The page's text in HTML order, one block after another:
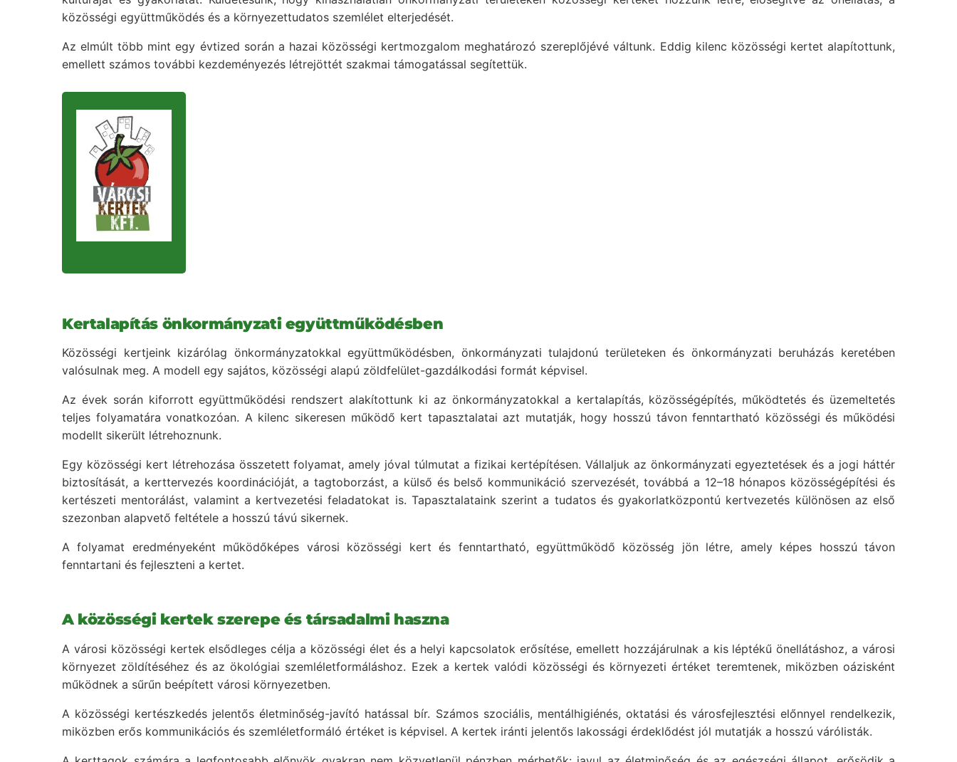
közösségi együttműködés és a környezettudatos szemlélet elterjedését.
Az elmúlt több mint egy évtized során a hazai közösségi kertmozgalom meghatározó szereplőjévé váltunk. Eddig kilenc közösségi kertet alapítottunk,
emellett számos további kezdeményezés létrejöttét szakmai támogatással segítettük.
Kertalapítás önkormányzati együttműködésben
Közösségi kertjeink kizárólag önkormányzatokkal együttműködésben, önkormányzati tulajdonú területeken és önkormányzati beruházás keretében
valósulnak meg. A modell egy sajátos, közösségi alapú zöldfelület-gazdálkodási formát képvisel.
Az évek során kiforrott együttműködési rendszert alakítottunk ki az önkormányzatokkal a kertalapítás, közösségépítés, működtetés és üzemeltetés
teljes folyamatára vonatkozóan. A kilenc sikeresen működő kert tapasztalatai azt mutatják, hogy hosszú távon fenntartható közösségi és működési
modellt sikerült létrehoznunk.
Egy közösségi kert létrehozása összetett folyamat, amely jóval túlmutat a fizikai kertépítésen. Vállaljuk az önkormányzati egyeztetések és a jogi háttér
biztosítását, a kerttervezés koordinációját, a tagtoborzást, a külső és belső kommunikáció szervezését, továbbá a 12–18 hónapos közösségépítési és
kertészeti mentorálást, valamint a kertvezetési feladatokat is. Tapasztalataink szerint a tudatos és gyakorlatközpontú kertvezetés különösen az első
szezonban alapvető feltétele a hosszú távú sikernek.
A folyamat eredményeként működőképes városi közösségi kert és fenntartható, együttműködő közösség jön létre, amely képes hosszú távon
fenntartani és fejleszteni a kertet.
A közösségi kertek szerepe és társadalmi haszna
A városi közösségi kertek elsődleges célja a közösségi élet és a helyi kapcsolatok erősítése, emellett hozzájárulnak a kis léptékű önellátáshoz, a városi
környezet zöldítéséhez és az ökológiai szemléletformáláshoz. Ezek a kertek valódi közösségi és környezeti értéket teremtenek, miközben oázisként
működnek a sűrűn beépített városi környezetben.
A közösségi kertészkedés jelentős életminőség-javító hatással bír. Számos szociális, mentálhigiénés, oktatási és városfejlesztési előnnyel rendelkezik,
miközben erős kommunikációs és szemléletformáló értéket is képvisel. A kertek iránti jelentős lakossági érdeklődést jól mutatják a hosszú várólisták.